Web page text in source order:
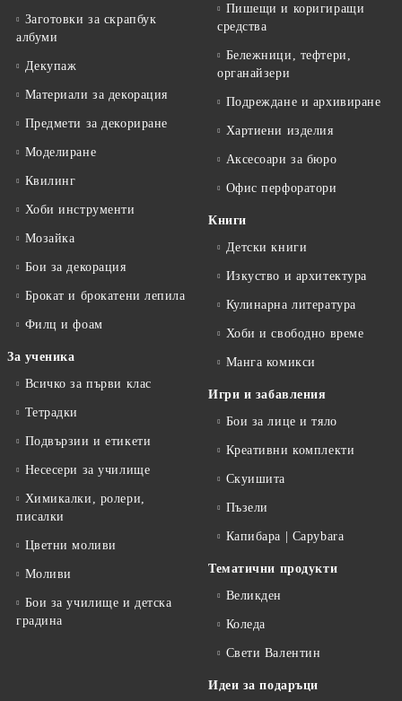
Заготовки за скрапбук
албуми
Декупаж
Материали за декорация
Предмети за декориране
Моделиране
Квилинг
Хоби инструменти
Мозайка
Бои за декорация
Брокат и брокатени лепила
Филц и фоам
За ученика
Всичко за първи клас
Тетрадки
Подвързии и етикети
Несесери за училище
Химикалки, ролери,
писалки
Цветни моливи
Моливи
Бои за училище и детска
градина
Пишещи и коригиращи
средства
Бележници, тефтери,
органайзери
Подреждане и архивиране
Хартиени изделия
Аксесоари за бюро
Офис перфоратори
Книги
Детски книги
Изкуство и архитектура
Кулинарна литература
Хоби и свободно време
Манга комикси
Игри и забавления
Бои за лице и тяло
Креативни комплекти
Скуишита
Пъзели
Капибара | Capybara
Тематични продукти
Великден
Коледа
Свети Валентин
Идеи за подаръци